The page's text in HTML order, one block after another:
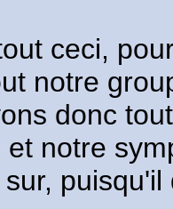
ceci,
notre
donc
et notre